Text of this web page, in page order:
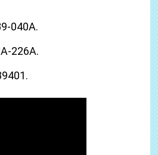
040A.
226A.